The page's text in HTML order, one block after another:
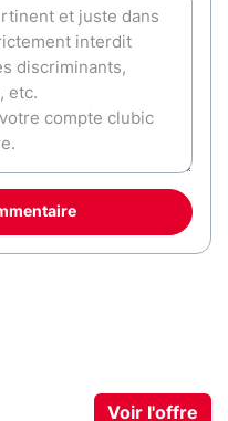
Voir l'offre